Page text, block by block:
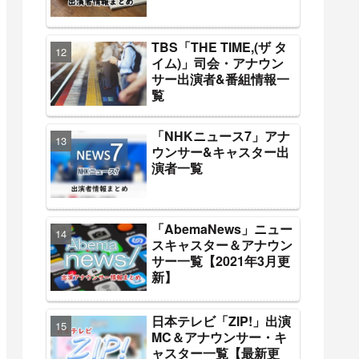
TBS「THE TIME,(ザ タ
イム)」司会・アナウン
サー出演者&番組情報一
覧
「NHKニュース7」アナ
ウンサー&キャスター出
演者一覧
「AbemaNews」ニュー
スキャスター＆アナウン
サー一覧【2021年3月更
新】
日本テレビ「ZIP!」出演
MC＆アナウンサー・キ
ャスター一覧【最新更